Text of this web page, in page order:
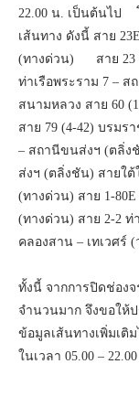
22.00 น. เป็นต้นไป
เส้นทาง ดังนี้ สาย
(ทางด่วน) สาย 23
ท่าเรือพระราม 7 – ส
สนามหลวง สาย 60
สาย 79 (4-42) บร
– สถานีขนส่งฯ (ตลิ่ง
ส่งฯ (ตลิ่งชัน) สายใต้
(ทางด่วน) สาย 1-
(ทางด่วน) สาย 2-2 ท่
คลองสาน – เทเวศร์ (
ทั้งนี้ จากการปิดช่อง
จำนวนมาก จึงขอใ
ข้อมูลเส้นทางเพิ่มเติ
ในเวลา 05.00 –